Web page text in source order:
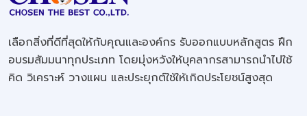
เลือกสิ่งที่ดีที่สุดให้กับคุณและองค์กร รับออกแบบหลักสูตร ฝึก
อบรมสัมมนาทุกประเภท โดยมุ่งหวังให้บุคลากรสามารถนำไปใช้
คิด วิเคราะห์ วางแผน และประยุกต์ใช้ให้เกิดประโยชน์สูงสุด